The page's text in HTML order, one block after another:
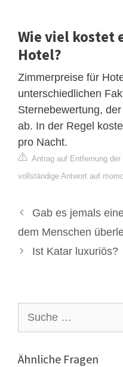
Wie viel kostet
Hotel?
Zimmerpreise für
unterschiedlichen
Sternebewertung,
ab. In der Regel
pro Nacht.
Antrag auf Entfernung der
vollständige Antwort auf
Gab es jemals
dem Menschen
Ist Katar luxuriös?
nach:
Ähnliche Fragen